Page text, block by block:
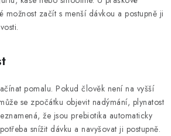
možnost začít s menší dávkou a postupně ji
pomalu. Pokud člověk není na vyšší
se zpočátku objevit nadýmání, plynatost
že jsou prebiotika automaticky
snížit dávku a navyšovat ji postupně.